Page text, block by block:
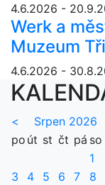
4.6.2026 -
Werk a
Muzeum
4.6.2026 -
< Srpen 2026
po út st čt pá so
1
3
4 5 6 7 8